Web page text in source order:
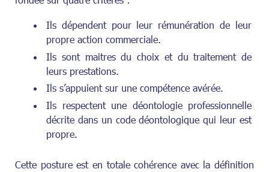
Ils dépendent pour leur rémunération de leur
propre action commerciale.
Ils sont maitres du choix et du traitement de
leurs prestations.
Ils s’appuient sur une compétence avérée.
Ils respectent une déontologie professionnelle
décrite dans un code déontologique qui leur est
propre.
Cette posture est en totale cohérence avec la définition